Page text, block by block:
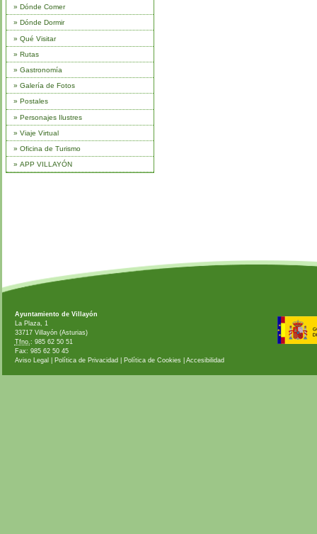
» Dónde Comer
» Dónde Dormir
» Qué Visitar
» Rutas
» Gastronomía
» Galería de Fotos
» Postales
» Personajes Ilustres
» Viaje Virtual
» Oficina de Turismo
» APP VILLAYÓN
Ayuntamiento de Villayón
La Plaza, 1
33717 Villayón (Asturias)
Tfno.: 985 62 50 51
Fax: 985 62 50 45
Aviso Legal
Política de Privacidad Política de Cookies| Accesibilidad